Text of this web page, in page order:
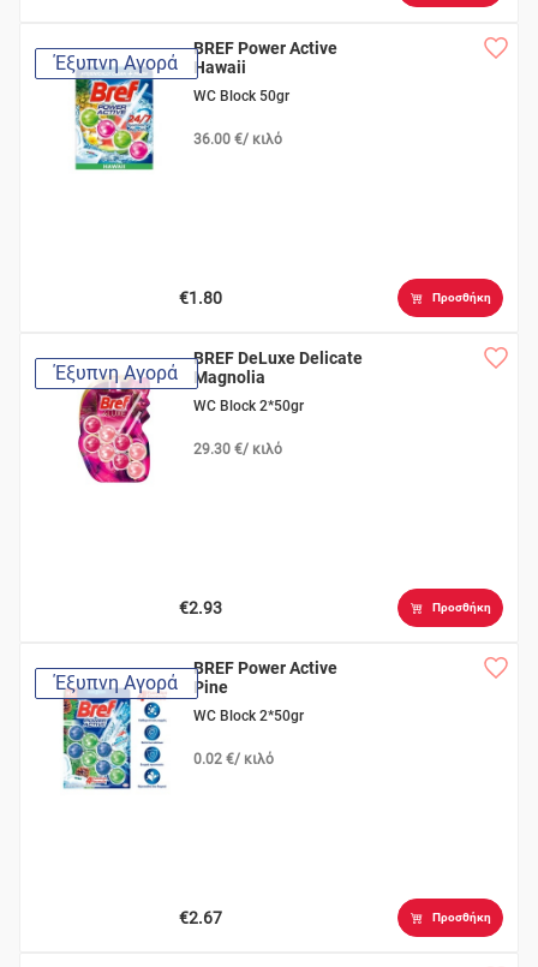
Έξυπνη Αγορά
BREF Power Active
Hawaii
WC Block 50gr
36.00 €/ κιλό
€1.80 Προσθήκη
Έξυπνη Αγορά
BREF DeLuxe Delicate
Magnolia
WC Block 2*50gr
29.30 €/ κιλό
€2.93 Προσθήκη
Έξυπνη Αγορά
BREF Power Active
Pine
WC Block 2*50gr
0.02 €/ κιλό
€2.67 Προσθήκη